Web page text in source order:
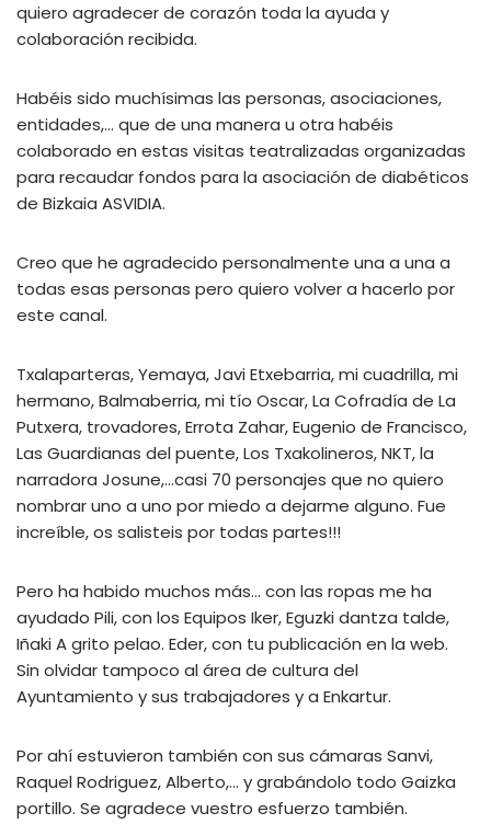
quiero agradecer de corazón toda la ayuda y
colaboración recibida.
Habéis sido muchísimas las personas, asociaciones,
entidades,… que de una manera u otra habéis
colaborado en estas visitas teatralizadas organizadas
para recaudar fondos para la asociación de diabéticos
de Bizkaia ASVIDIA.
Creo que he agradecido personalmente una a una a
todas esas personas pero quiero volver a hacerlo por
este canal.
Txalaparteras, Yemaya, Javi Etxebarria, mi cuadrilla, mi
hermano, Balmaberria, mi tío Oscar, La Cofradía de La
Putxera, trovadores, Errota Zahar, Eugenio de Francisco,
Las Guardianas del puente, Los Txakolineros, NKT, la
narradora Josune,…casi 70 personajes que no quiero
nombrar uno a uno por miedo a dejarme alguno. Fue
increíble, os salisteis por todas partes!!!
Pero ha habido muchos más… con las ropas me ha
ayudado Pili, con los Equipos Iker, Eguzki dantza talde,
Iñaki A grito pelao. Eder, con tu publicación en la web.
Sin olvidar tampoco al área de cultura del
Ayuntamiento y sus trabajadores y a Enkartur.
Por ahí estuvieron también con sus cámaras Sanvi,
Raquel Rodriguez, Alberto,… y grabándolo todo Gaizka
portillo. Se agradece vuestro esfuerzo también.